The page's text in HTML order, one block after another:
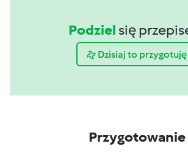
Podziel się
Dzisiaj to przygotuję
Przygotowanie